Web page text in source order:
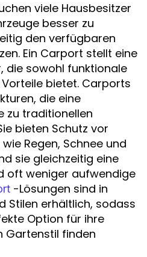
viele Hausbesitzer
besser zu
den verfügbaren
Ein Carport stellt eine
die sowohl funktionale
bietet. Carports
die eine
zu traditionellen
bieten Schutz vor
Regen, Schnee und
sie gleichzeitig eine
oft weniger aufwendige
-Lösungen sind in
Stilen erhältlich, sodass
Option für ihre
Gartenstil finden